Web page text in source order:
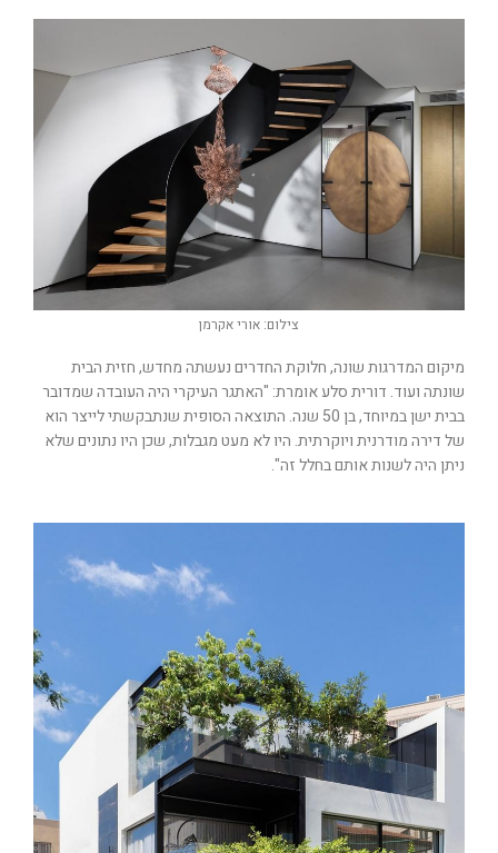
צילום: אורי אקרמן
מיקום המדרגות שונה, חלוקת החדרים נעשתה מחדש, חזית הבית
שונתה ועוד. דורית סלע אומרת: "האתגר העיקרי היה העובדה שמדובר
בבית ישן במיוחד, בן 50 שנה. התוצאה הסופית שנתבקשתי לייצר הוא
של דירה מודרנית ויוקרתית. היו לא מעט מגבלות, שכן היו נתונים שלא
ניתן היה לשנות אותם בחלל זה".